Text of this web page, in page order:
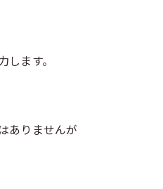
ます。
ありませんが